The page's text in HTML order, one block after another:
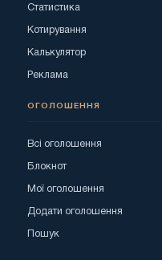
Статистика
Котирування
Калькулятор
Реклама
ОГОЛОШЕННЯ
Всі оголошення
Блокнот
Мої оголошення
Додати оголошення
Пошук